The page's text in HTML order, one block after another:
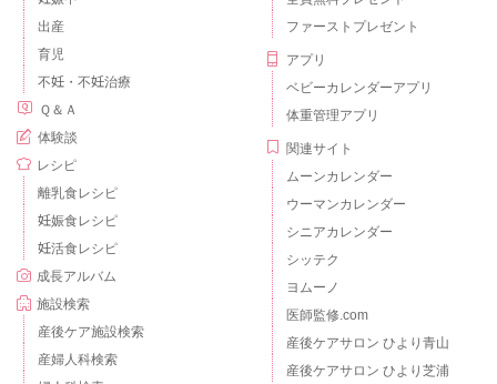
出産
育児
不妊・不妊治療
Ｑ＆Ａ
体験談
レシピ
離乳食レシピ
妊娠食レシピ
妊活食レシピ
成長アルバム
施設検索
産後ケア施設検索
産婦人科検索
ファーストプレゼント
アプリ
ベビーカレンダーアプリ
体重管理アプリ
関連サイト
ムーンカレンダー
ウーマンカレンダー
シニアカレンダー
シッテク
ヨムーノ
医師監修.com
産後ケアサロン ひより青山
産後ケアサロン ひより芝浦